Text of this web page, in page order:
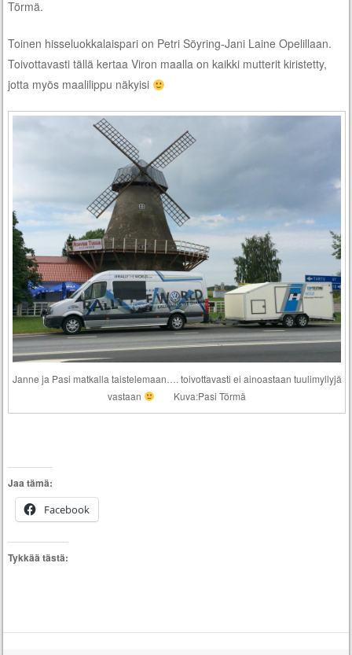
Törmä.
Toinen hisseluokkalaispari on Petri Söyring-Jani Laine Opelillaan.
Toivottavasti tällä kertaa Viron maalla on kaikki mutterit kiristetty,
jotta myös maalilippu näkyisi
Janne ja Pasi matkalla taistelemaan…. toivottavasti ei ainoastaan tuulimyllyjä
vastaan
Kuva:Pasi Törmä
Jaa tämä:
Facebook
Tykkää tästä: